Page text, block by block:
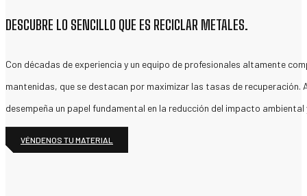
DESCUBRE LO SENCILLO QUE ES RECICLAR METALES.
Con décadas de experiencia y un equipo de profesionales altamente
mantenidas, que se destacan por maximizar las tasas de
desempeña un papel fundamental en la reducción del impacto
VÉNDENOS TU MATERIAL